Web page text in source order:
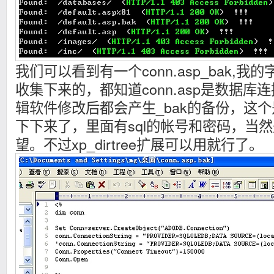
我们可以看到有一个conn.asp_bak,我的
收集下来的，都知道conn.asp是数据库
辑软件修改后都会产生_bak的备份，这
下下来了，里面有sql的帐号和密码，当
望。不过xp_dirtree扩展可以用就行了。